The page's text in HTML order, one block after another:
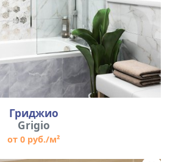
Гриджио
Grigio
от 0 руб./м²